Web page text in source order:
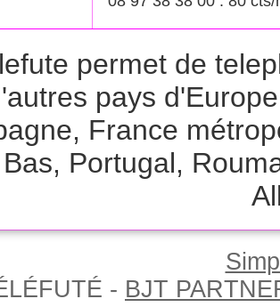
permet de
pays
, France
Bas, Portugal,
- BJT